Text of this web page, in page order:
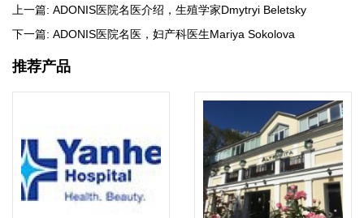
上一篇: ADONIS医院名医介绍，生殖学家Dmytryi Beletsky
下一篇: ADONIS医院名医，妇产科医生Mariya Sokolova
推荐产品